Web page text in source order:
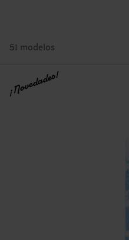
51 modelos
¡Novedades!